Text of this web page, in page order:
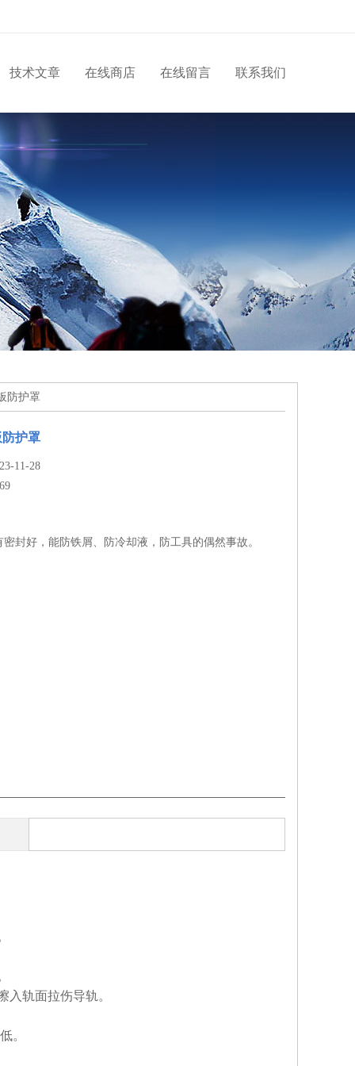
技术文章 在线商店 在线留言 联系我们
防护罩
护罩
11-28
封好，能防铁屑、防冷却液，防工具的偶然事故。
轨面拉伤导轨。
。